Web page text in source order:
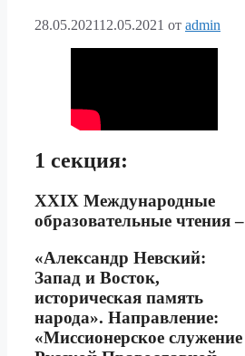
28.05.202112.05.2021 от admin
1 секция:
ХХIX Международные
образовательные чтения –
«Александр Невский:
Запад и Восток,
историческая память
народа». Направление:
«Миссионерское служение